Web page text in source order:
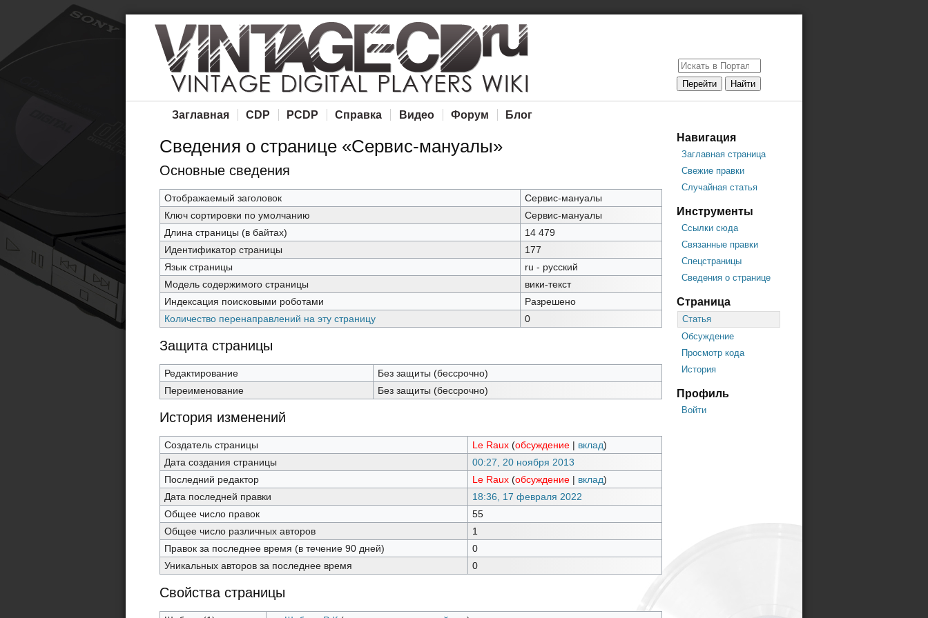
Заглавная CDP PCDP Справка Видео Форум Блог
Сведения о странице «Сервис-мануалы»
Основные сведения
Отображаемый заголовок
Сервис-мануалы
Ключ сортировки по умолчанию
Сервис-мануалы
Длина страницы (в байтах)
14 479
Идентификатор страницы
177
Язык страницы
ru - русский
Модель содержимого страницы
вики-текст
Индексация поисковыми роботами
Разрешено
Количество перенаправлений на эту страницу
0
Защита страницы
Редактирование
Без защиты (бессрочно)
Переименование
Без защиты (бессрочно)
История изменений
Создатель страницы Le Raux (обсуждение| вклад)
Дата создания страницы
00:27, 20 ноября 2013
Последний редактор
Le Raux (обсуждение| вклад)
Дата последней правки
18:36, 17 февраля 2022
Общее число правок
55
Общее число различных авторов
1
Правок за последнее время (в течение 90 дней)
0
Уникальных авторов за последнее время
0
Свойства страницы
Навигация
Заглавная страница
Свежие правки
Случайная статья
Инструменты
Ссылки сюда
Связанные правки
Спецстраницы
Сведения о странице
Страница
Статья
Обсуждение
Просмотр кода
История
Профиль
Войти